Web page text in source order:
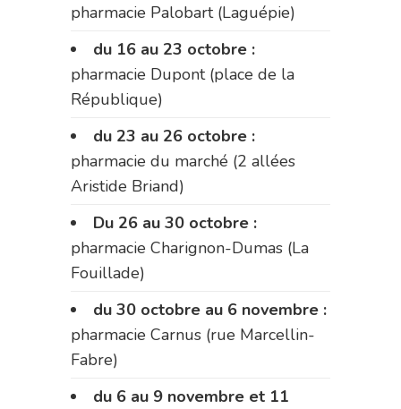
pharmacie Palobart (Laguépie)
du 16 au 23 octobre :
pharmacie Dupont (place de la
République)
du 23 au 26 octobre :
pharmacie du marché (2 allées
Aristide Briand)
Du 26 au 30 octobre :
pharmacie Charignon-Dumas (La
Fouillade)
du 30 octobre au 6 novembre :
pharmacie Carnus (rue Marcellin-
Fabre)
du 6 au 9 novembre et 11